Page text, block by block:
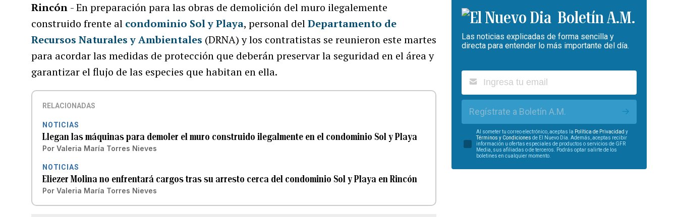
Rincón - En preparación para las obras de demolición del muro ilegalemente
construido frente al condominio Sol y Playa, personal delDepartamento de
Recursos Naturales y Ambientales (DRNA) y los contratistas se reunieron este martes
para acordar las medidas de protección que deberán preservar la seguridad en el área y
garantizar el flujo de las especies que habitan en ella.
RELACIONADAS
NOTICIAS
Llegan las máquinas para demoler el muro construido ilegalmente en el condominio Sol y Playa
Por Valeria María Torres Nieves
NOTICIAS
Eliezer Molina no enfrentará cargos tras su arresto cerca del condominio Sol y Playa en Rincón
Por Valeria María Torres Nieves
Boletín A.M.
Las noticias explicadas de forma sencilla y
directa para entender lo más importante del día.
Regístrate a Boletín A.M.
Al someter tu correo electrónico, aceptas la Política de Privacidad y
Términos y Condiciones de El Nuevo Día. Además, aceptas recibir
información u ofertas especiales de productos o servicios de GFR
Media, sus afiliadas o de terceros. Podrás optar salirte de los
boletines en cualquier momento.